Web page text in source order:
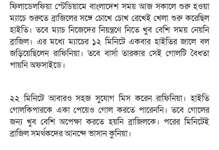
ফিলাডেলফিয়া স্টেডিয়ামে বাংলাদেশ সময় আজ সকালে শুরু হওয়া
ম্যাচে শুরুতে ব্রাজিলের সঙ্গে চোখে চোখ রেখেই খেলা শুরু করেছিল
হাইতি। তবে ম্যাচ নিজেদের নিয়ন্ত্রণে নিতে খুব বেশি সময় নেয়নি
ব্রাজিল। এর মধ্যে ম্যাচের ১২ মিনিটে একবার হাইতির জালে বল
জড়িয়েছিলেন রাফিনিয়া। তবে বার্সা তারকার সেই গোলটি বৈধতা
পায়নি অফসাইডে।
২২ মিনিটে আবারও সহজ সুযোগ মিস করেন রাফিনিয়া। হাইতি
গোলকিপারকে একা পেয়েও গোল করতে পারেননি। তবে গোলের
জন্য খুব বেশি অপেক্ষা করতে হয়নি ব্রাজিলকে। পরের মিনিটেই
ব্রাজিল সমর্থকদের আনন্দে ভাসান কুনিয়া।